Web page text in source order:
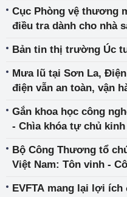
Cục Phòng vệ thương
điều tra dành cho nhà
ngoài trong vụ việc
với sản phẩm kính nổi
Cộng hòa In-đô-nê-xi-
AD22)
Bản tin thị trường Úc
Mưa lũ tại Sơn La,
điện vẫn an toàn, vận
Gắn khoa học công
- Chìa khóa tự chủ
Bộ Công Thương tổ
Việt Nam: Tôn vinh -
EVFTA mang lại lợi